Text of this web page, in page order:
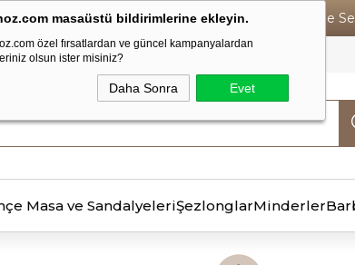
masaüstü bildirimlerine ekleyin.
özel fırsatlardan ve güncel kampanyalardan
olsun ister misiniz?
Daha Sonra Evet
Farksız 6 Taksit ! • Havale Ödemelerde
Masa ve SandalyeleriŞezlonglarMinderler